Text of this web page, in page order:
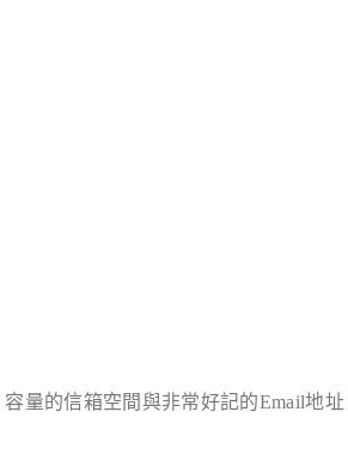
容量的信箱空間與非常好記的Email地址